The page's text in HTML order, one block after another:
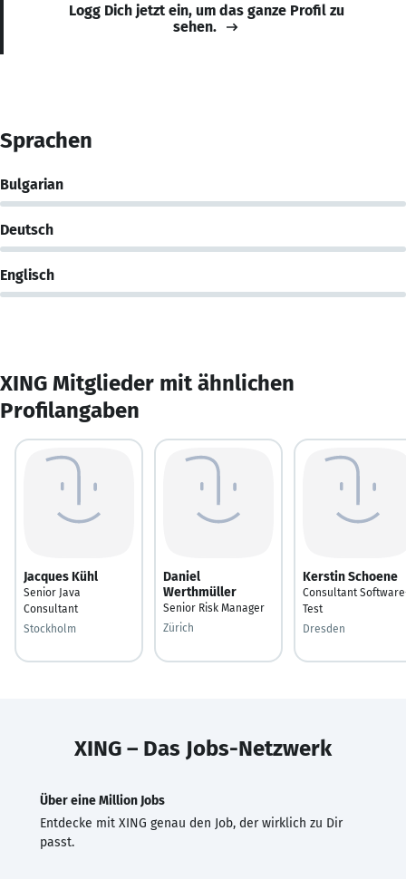
Logg Dich jetzt ein, um das ganze Profil zu
sehen.
Sprachen
Bulgarian
Deutsch
Englisch
XING Mitglieder mit ähnlichen
Profilangaben
Jacques Kühl
Senior Java
Consultant
Stockholm
Daniel
Werthmüller
Senior Risk Manager
Zürich
Kerstin Schoene
Consultant
Test
Dresden
XING – Das Jobs-Netzwerk
Über eine Million Jobs
Entdecke mit XING genau den Job, der wirklich zu Dir
passt.